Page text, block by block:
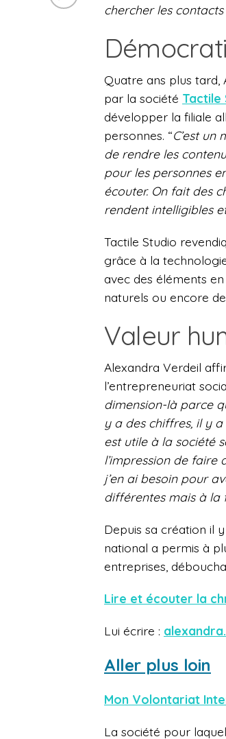
chercher les
Quatre ans plus
par la société Tactile
développer la filiale
personnes. “C’est un
de rendre les
pour les personnes
écouter. On fait des
rendent intelligibles
Tactile Studio
grâce à la
avec des éléments
naturels ou encore
Valeur
Alexandra Verdeil
l’entrepreneuriat
dimension-là parce
y a des chiffres, il y
est utile à la société
l’impression de faire
j’en ai besoin pour
différentes mais à la
Depuis sa création il
national a permis à
entreprises,
Lire et écouter la
Lui écrire :
Aller plus loin
Mon Volontariat
La société pour